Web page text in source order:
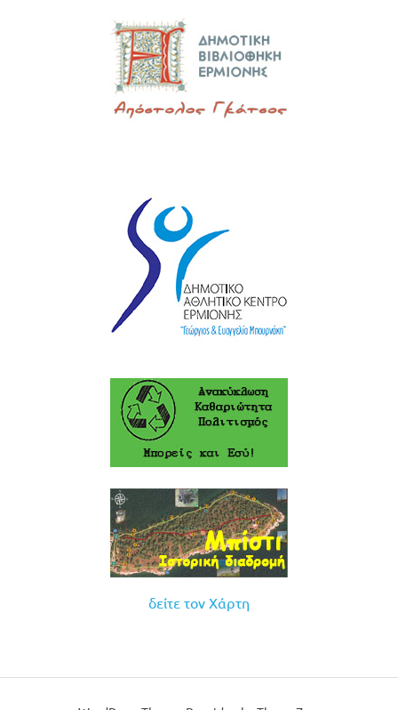
δείτε τον Χάρτη